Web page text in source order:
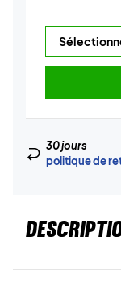
30 jours
politique de